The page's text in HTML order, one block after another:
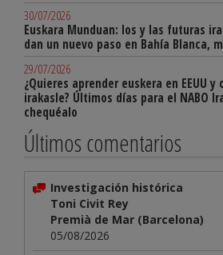
30/07/2026
Euskara Munduan: los y las futuras
dan un nuevo paso en Bahía Blanca,
29/07/2026
¿Quieres aprender euskera en EEUU
irakasle? Últimos días para el NABO
chequéalo
Últimos comentarios
Investigación histórica
Toni Civit Rey
Premià de Mar (Barcelona)
05/08/2026